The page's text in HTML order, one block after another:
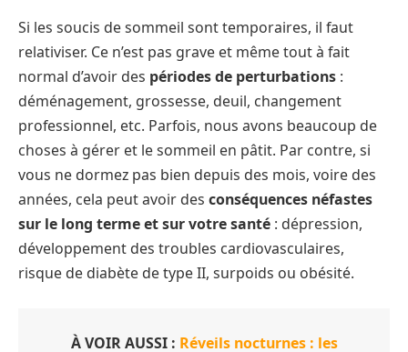
Si les soucis de sommeil sont temporaires, il faut
relativiser. Ce n’est pas grave et même tout à fait
normal d’avoir des périodes de perturbations :
déménagement, grossesse, deuil, changement
professionnel, etc. Parfois, nous avons beaucoup de
choses à gérer et le sommeil en pâtit. Par contre, si
vous ne dormez pas bien depuis des mois, voire des
années, cela peut avoir des conséquences néfastes
sur le long terme et sur votre santé : dépression,
développement des troubles cardiovasculaires,
risque de diabète de type II, surpoids ou obésité.
À VOIR AUSSI : Réveils nocturnes : les